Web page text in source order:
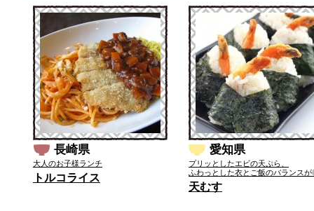
長崎県
大人のお子様ランチ
トルコライス
愛知県
プリッとしたエビの天ぷら、
ふわっとした衣とご飯のバランス
天むす